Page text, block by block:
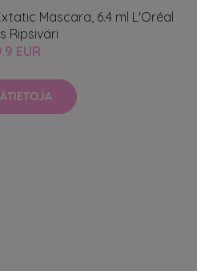
Mascara, 6.4 ml L'Oréal
Ripsiväri
EUR